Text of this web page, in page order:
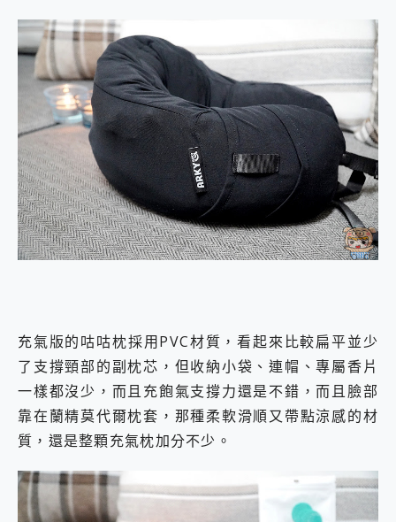
充氣版的咕咕枕採用PVC材質，看起來比較扁平並少
了支撐頸部的副枕芯，但收納小袋、連帽、專屬香片
一樣都沒少，而且充飽氣支撐力還是不錯，而且臉部
靠在蘭精莫代爾枕套，那種柔軟滑順又帶點涼感的材
質，還是整顆充氣枕加分不少。